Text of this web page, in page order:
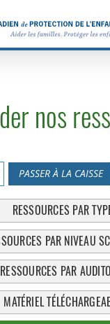
nos
PASSER À LA CAISSE
RESSOURCES PAR
PAR NIVEAU
RESSOURCES PAR
MATÉRIEL